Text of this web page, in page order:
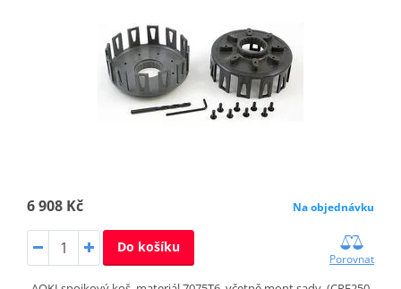
6 908 Kč Na objednávku
Do košíku
Porovnat